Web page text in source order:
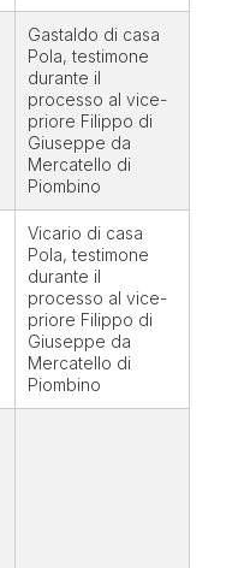
Gastaldo di casa
Pola, testimone
durante il
processo al vice-
priore Filippo di
Giuseppe da
Mercatello di
Piombino
Vicario di casa
Pola, testimone
durante il
processo al vice-
priore Filippo di
Giuseppe da
Mercatello di
Piombino